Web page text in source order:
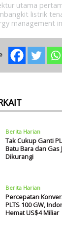
utama
listrik
management
Berita Harian
Tak Cukup Ganti
Batu Bara dan Gas
Dikurangi
Berita Harian
Percepatan
PLTS 100 GW,
Hemat US$4 Miliar